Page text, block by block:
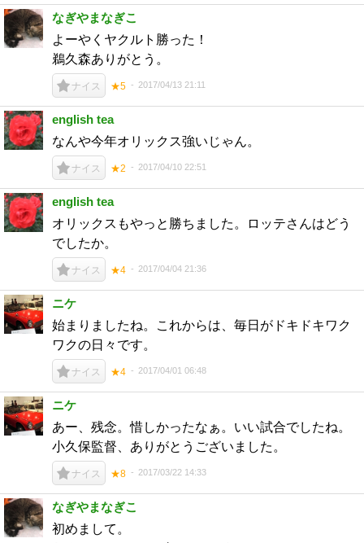
なぎやまなぎこ
よーやくヤクルト勝った！
鵜久森ありがとう。
ナイス ★5 2017/04/13 21:11
english tea
なんや今年オリックス強いじゃん。
ナイス ★2 2017/04/10 22:51
english tea
オリックスもやっと勝ちました。ロッテさんはどう
でしたか。
ナイス ★4 2017/04/04 21:36
ニケ
始まりましたね。これからは、毎日がドキドキワク
ワクの日々です。
ナイス ★4 2017/04/01 06:48
ニケ
あー、残念。惜しかったなぁ。いい試合でしたね。
小久保監督、ありがとうございました。
ナイス ★8 2017/03/22 14:33
なぎやまなぎこ
初めまして。